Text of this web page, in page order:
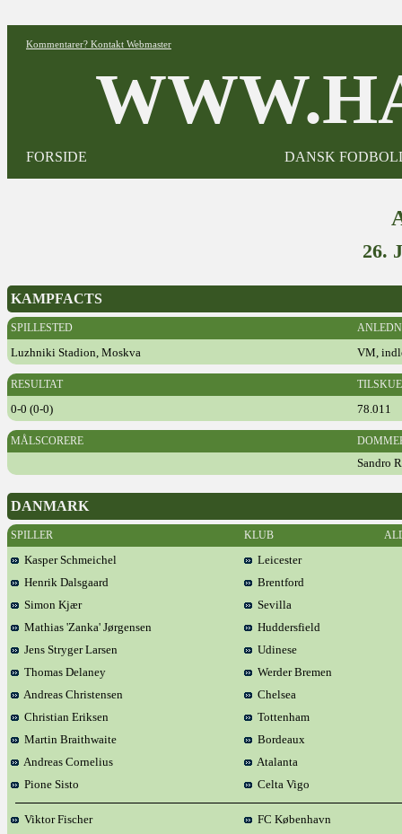
Kommentarer? Kontakt Webmaster
FORSIDE DANSK
26.
KAMPFACTS
SPILLESTED
Luzhniki Stadion, Moskva VM,
RESULTAT
0-0 (0-0) 78.011
MÅLSCORERE
Sandro
DANMARK
SPILLER KLUB
Kasper Schmeichel
Leicester
Henrik Dalsgaard
Brentford
Simon Kjær
Sevilla
Mathias 'Zanka' Jørgensen
Huddersfield
Jens Stryger Larsen
Udinese
Thomas Delaney
Werder Bremen
Andreas Christensen
Chelsea
Christian Eriksen
Tottenham
Martin Braithwaite
Bordeaux
Andreas Cornelius
Atalanta
Pione Sisto
Celta Vigo
Viktor Fischer
FC København